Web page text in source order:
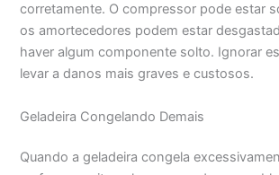
corretamente. O compressor pode estar
os amortecedores podem estar
haver algum componente solto. Ignorar
levar a danos mais graves e custosos.
Geladeira Congelando Demais
Quando a geladeira congela